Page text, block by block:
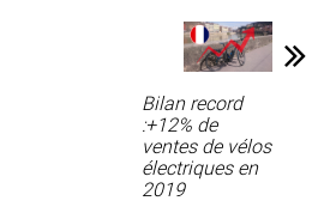
Bilan record
:+12% de
ventes de vélos
électriques en
2019